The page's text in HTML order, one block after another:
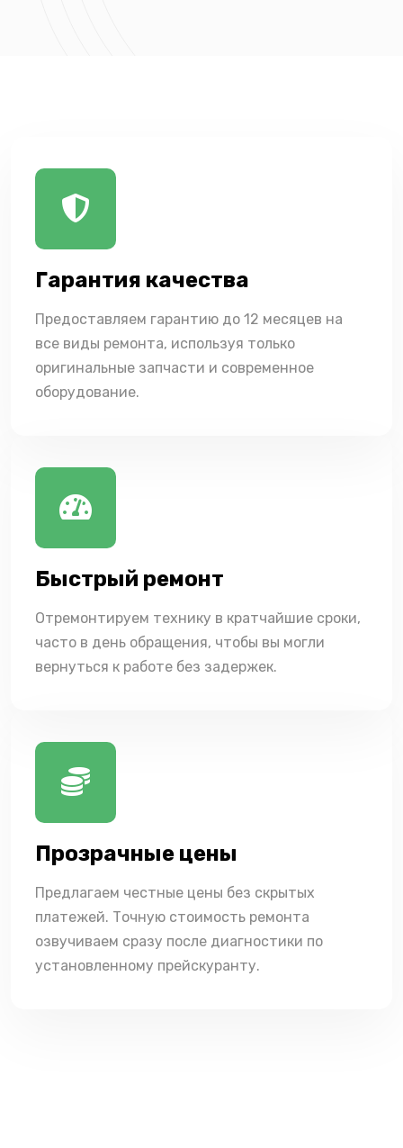
Гарантия качества
Предоставляем гарантию до 12 месяцев на
все виды ремонта, используя только
оригинальные запчасти и современное
оборудование.
Быстрый ремонт
Отремонтируем технику в кратчайшие сроки,
часто в день обращения, чтобы вы могли
вернуться к работе без задержек.
Прозрачные цены
Предлагаем честные цены без скрытых
платежей. Точную стоимость ремонта
озвучиваем сразу после диагностики по
установленному прейскуранту.